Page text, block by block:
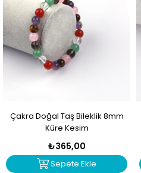
Çakra Doğal Taş Bileklik 8mm
Küre Kesim
₺365,00
Sepete Ekle